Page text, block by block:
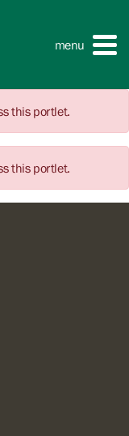
menu
this portlet.
this portlet.